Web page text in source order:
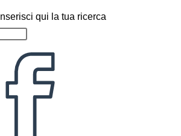
Inserisci qui la tua ricerca